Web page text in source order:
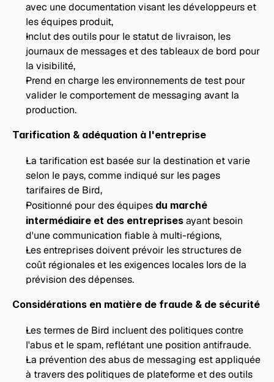
avec une documentation visant les développeurs et
les équipes produit,
Inclut des outils pour le statut de livraison, les
journaux de messages et des tableaux de bord pour
la visibilité,
Prend en charge les environnements de test pour
valider le comportement de messaging avant la
production.
Tarification & adéquation à l'entreprise
La tarification est basée sur la destination et varie
selon le pays, comme indiqué sur les pages
tarifaires de Bird,
Positionné pour des équipes du marché
intermédiaire et des entreprises ayant besoin
d'une communication fiable à multi-régions,
Les entreprises doivent prévoir les structures de
coût régionales et les exigences locales lors de la
prévision des dépenses.
Considérations en matière de fraude & de sécurité
Les termes de Bird incluent des politiques contre
l'abus et le spam, reflétant une position antifraude.
La prévention des abus de messaging est appliquée
à travers des politiques de plateforme et des outils